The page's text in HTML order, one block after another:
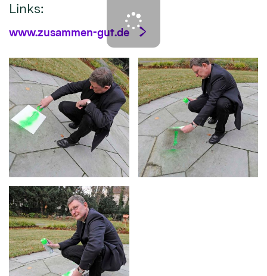
Links:
www.zusammen-gut.de